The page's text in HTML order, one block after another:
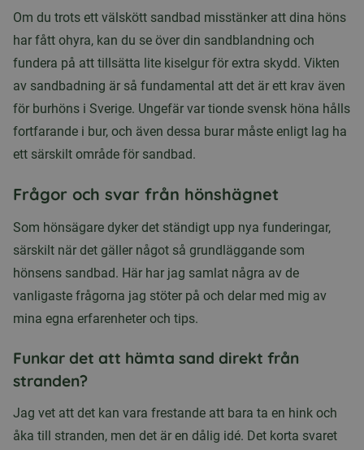
Om du trots ett välskött sandbad misstänker att dina höns
har fått ohyra, kan du se över din sandblandning och
fundera på att tillsätta lite kiselgur för extra skydd. Vikten
av sandbadning är så fundamental att det är ett krav även
för burhöns i Sverige. Ungefär var tionde svensk höna hålls
fortfarande i bur, och även dessa burar måste enligt lag ha
ett särskilt område för sandbad.
Frågor och svar från hönshägnet
Som hönsägare dyker det ständigt upp nya funderingar,
särskilt när det gäller något så grundläggande som
hönsens sandbad. Här har jag samlat några av de
vanligaste frågorna jag stöter på och delar med mig av
mina egna erfarenheter och tips.
Funkar det att hämta sand direkt från
stranden?
Jag vet att det kan vara frestande att bara ta en hink och
åka till stranden, men det är en dålig idé. Det korta svaret